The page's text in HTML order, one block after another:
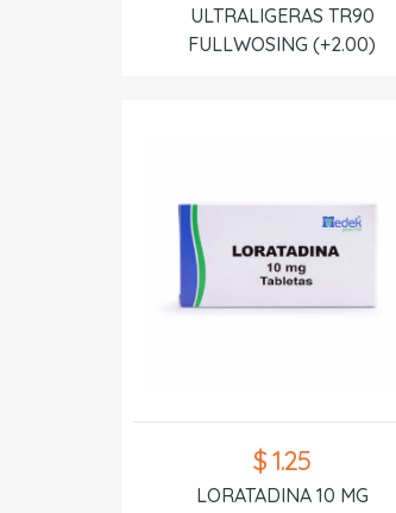
ULTRALIGERAS TR90
FULLWOSING (+2.00)
$ 1.25
LORATADINA 10 MG